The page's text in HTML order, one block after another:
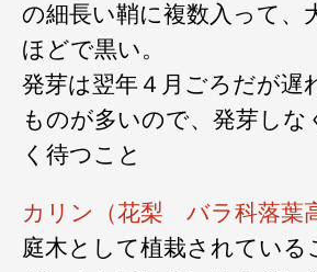
の細長い鞘に複数入って、
ほどで黒い。
発芽は翌年４月ごろだが遅
ものが多いので、発芽しな
く待つこと
カリン（花梨 バラ科落葉
庭木として植栽されている